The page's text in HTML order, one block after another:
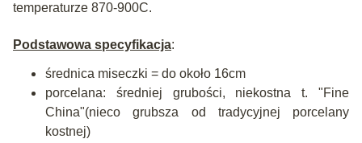
temperaturze 870-900C.
Podstawowa specyfikacja:
średnica miseczki = do około 16cm
porcelana: średniej grubości, niekostna t. "Fine
China"(nieco grubsza od tradycyjnej porcelany
kostnej)